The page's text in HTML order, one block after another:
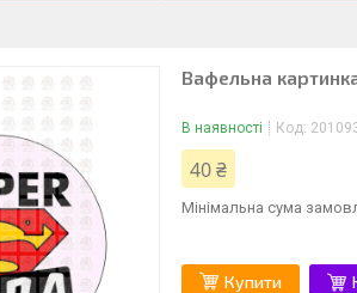
Вафельна
В наявності Код:
40 ₴
Мінімальна сума
Купити